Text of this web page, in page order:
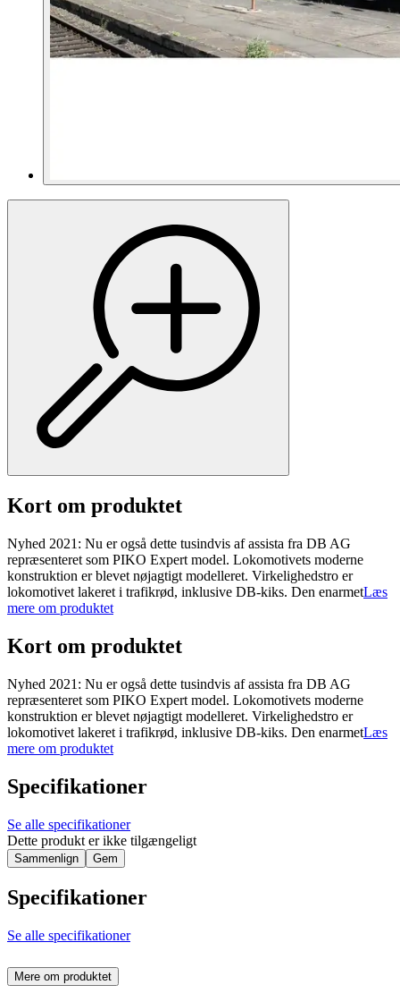
Kort om produktet
Nyhed 2021: Nu er også dette tusindvis af assista fra DB AG
repræsenteret som PIKO Expert model. Lokomotivets moderne
konstruktion er blevet nøjagtigt modelleret. Virkelighedstro er
lokomotivet lakeret i trafikrød, inklusive DB-kiks. Den enarmetLæs
mere om produktet
Kort om produktet
Nyhed 2021: Nu er også dette tusindvis af assista fra DB AG
repræsenteret som PIKO Expert model. Lokomotivets moderne
konstruktion er blevet nøjagtigt modelleret. Virkelighedstro er
lokomotivet lakeret i trafikrød, inklusive DB-kiks. Den enarmetLæs
mere om produktet
Specifikationer
Se alle specifikationer
Dette produkt er ikke tilgængeligt
Sammenlign Gem
Specifikationer
Se alle specifikationer
Mere om produktet